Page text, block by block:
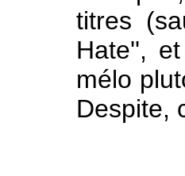
titres
Hate'',
mélo
Despite,